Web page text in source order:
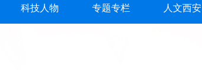
科技人物 专题专栏 人文西安